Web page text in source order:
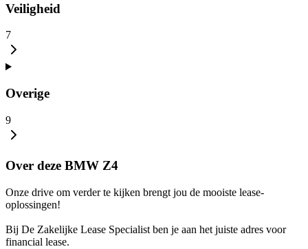
Veiligheid
7
Overige
9
Over deze BMW Z4
Onze drive om verder te kijken brengt jou de mooiste lease-
oplossingen!
Bij De Zakelijke Lease Specialist ben je aan het juiste adres voor
financial lease.